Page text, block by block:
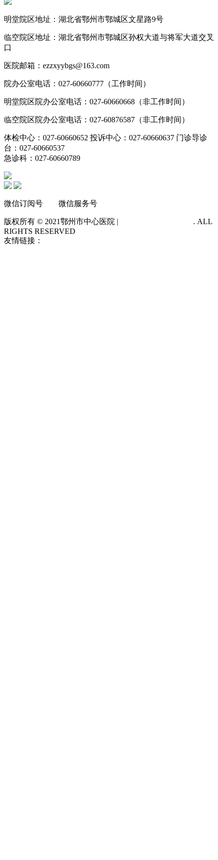
明堂院区地址：湖北省鄂州市鄂城区文星路9号
临空院区地址：湖北省鄂州市鄂城区孙权大道与将军大道交叉
口
医院邮箱：ezzxyybgs@163.com
院办公室电话：027-60660777（工作时间）
明堂院区院办公室电话：027-60660668（非工作时间）
临空院区院办公室电话：027-60876587（非工作时间）
体检中心：027-60660652 投诉中心：027-60660637 门诊导诊
台：027-60660537
急诊科：027-60660789
微信订阅号 微信服务号
版权所有 © 2021鄂州市中心医院 |
. ALL
RIGHTS RESERVED
友情链接：